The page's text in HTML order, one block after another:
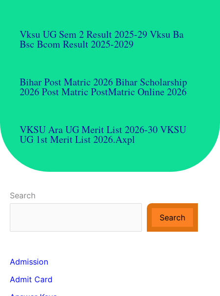
Vksu UG Sem 2 Result 2025-29 Vksu Ba
Bsc Bcom Result 2025-2029
Bihar Post Matric 2026 Bihar Scholarship
2026 Post Matric PostMatric Online 2026
VKSU Ara UG Merit List 2026-30 VKSU
UG 1st Merit List 2026.axpl
Search
Search
Admission
Admit Card